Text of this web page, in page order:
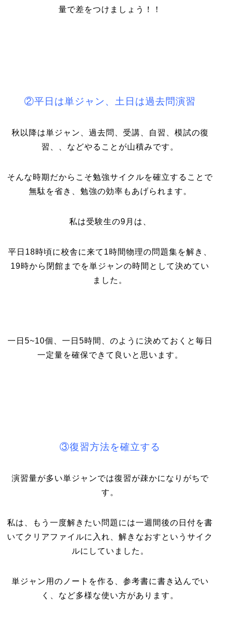
量で差をつけましょう！！
②平日は単ジャン、土日は過去問演習
秋以降は単ジャン、過去問、受講、自習、模試の復
習、、などやることが山積みです。
そんな時期だからこそ勉強サイクルを確立することで
無駄を省き、勉強の効率もあげられます。
私は受験生の9月は、
平日18時頃に校舎に来て1時間物理の問題集を解き、
19時から閉館までを単ジャンの時間として決めてい
ました。
一日5~10個、一日5時間、のように決めておくと毎日
一定量を確保できて良いと思います。
③復習方法を確立する
演習量が多い単ジャンでは復習が疎かになりがちで
す。
私は、もう一度解きたい問題には一週間後の日付を書
いてクリアファイルに入れ、解きなおすというサイク
ルにしていました。
単ジャン用のノートを作る、参考書に書き込んでい
く、など多様な使い方があります。